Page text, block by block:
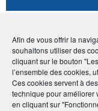
Afin de vous offrir la
souhaitons utiliser des
cliquant sur le bouton
l’ensemble des cookies,
Ces cookies servent à
technique pour améliorer
en cliquant sur
Avantage
Geste
Publié le :4 novembre